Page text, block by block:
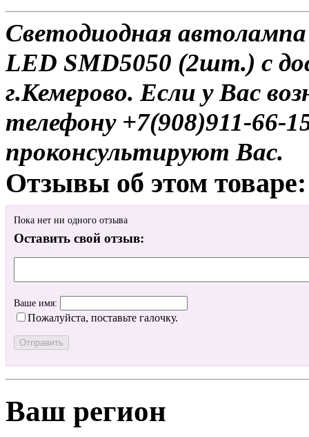
Светодиодная
LED SMD5050 (2шт.) с
г.Кемерово. Если у Вас
телефону +7(908)911-
проконсультируют Вас.
Отзывы об этом товаре:
Пока нет ни одного отзыва
Оставить свой отзыв:
Ваше имя:
Пожалуйста, поставьте галочку.
Ваш регион